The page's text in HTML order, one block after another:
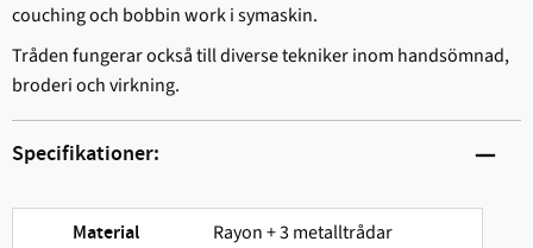
couching och bobbin work i symaskin.
Tråden fungerar också till diverse tekniker inom handsömnad,
broderi och virkning.
Specifikationer:
Material Rayon + 3 metalltrådar